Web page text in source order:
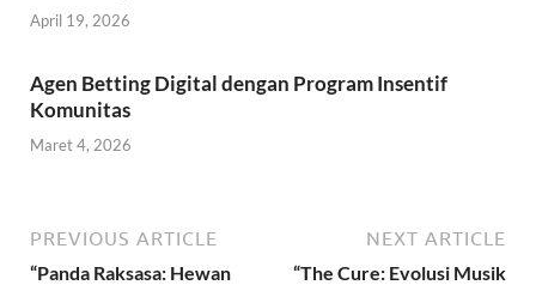
April 19, 2026
Agen Betting Digital dengan Program Insentif
Komunitas
Maret 4, 2026
PREVIOUS ARTICLE
“Panda Raksasa: Hewan
NEXT ARTICLE
“The Cure: Evolusi Musik